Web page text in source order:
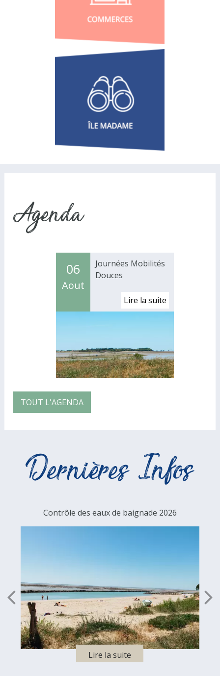
Agenda
06
Aout
Journées Mobilités
Douces
TOUT L'AGENDA
Dernières Infos
Contrôle des eaux de baignade 2026